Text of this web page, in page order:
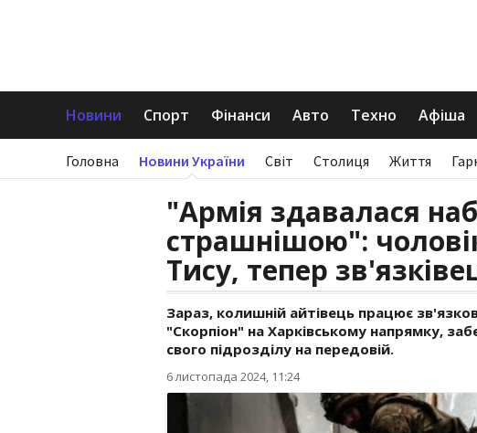
Новини Спорт Фінанси Авто Техно Афіша
Головна Новини України Світ Столиця Життя
"Армія здавалася
страшнішою":
Тису, тепер
Зараз, колишній айтівець працює
"Скорпіон" на Харківському напрямку,
свого підрозділу на передовій.
6 листопада 2024, 11:24